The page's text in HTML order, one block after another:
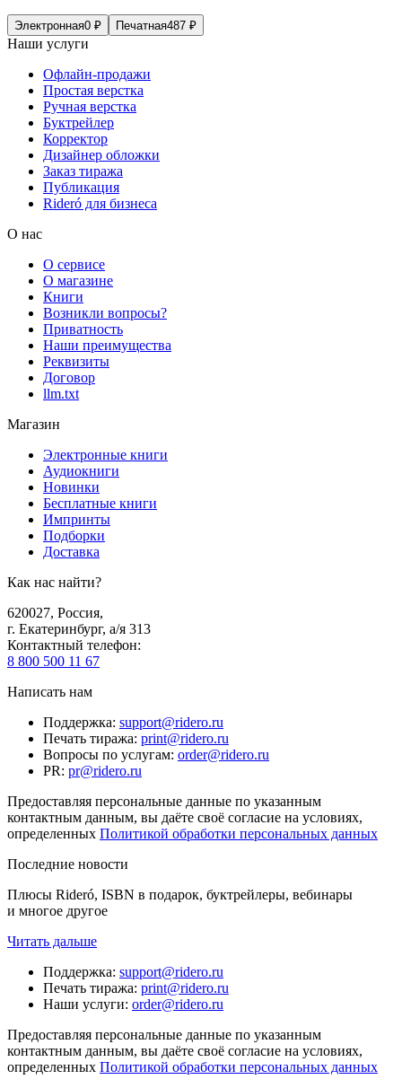
Электронная0 ₽ Печатная487 ₽
Наши услуги
Офлайн-продажи
Простая верстка
Ручная верстка
Буктрейлер
Корректор
Дизайнер обложки
Заказ тиража
Публикация
Rideró для бизнеса
О нас
О сервисе
О магазине
Книги
Возникли вопросы?
Приватность
Наши преимущества
Реквизиты
Договор
llm.txt
Магазин
Электронные книги
Аудиокниги
Новинки
Бесплатные книги
Импринты
Подборки
Доставка
Как нас найти?
620027, Россия,
г. Екатеринбург, а/я 313
Контактный телефон:
8 800 500 11 67
Написать нам
Поддержка: support@ridero.ru
Печать тиража: print@ridero.ru
Вопросы по услугам: order@ridero.ru
PR: pr@ridero.ru
Предоставляя персональные данные по указанным
контактным данным, вы даёте своё согласие на условиях,
определенных Политикой обработки персональных данных
Последние новости
Плюсы Rideró, ISBN в подарок, буктрейлеры, вебинары
и многое другое
Читать дальше
Поддержка: support@ridero.ru
Печать тиража: print@ridero.ru
Наши услуги: order@ridero.ru
Предоставляя персональные данные по указанным
контактным данным, вы даёте своё согласие на условиях,
определенных Политикой обработки персональных данных